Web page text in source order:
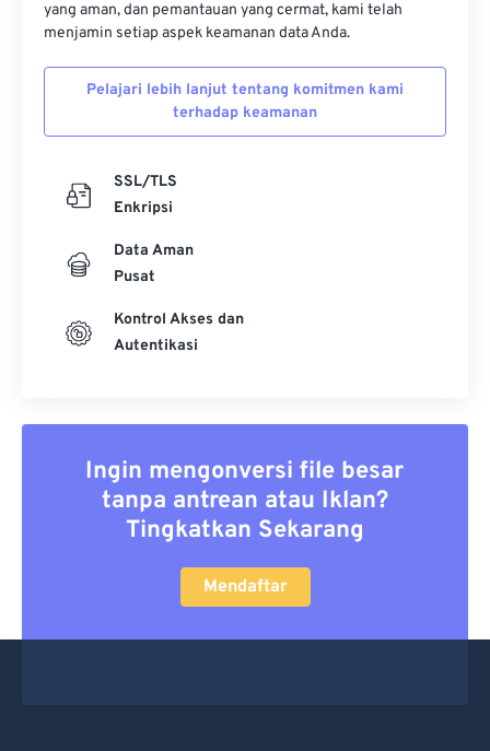
yang aman, dan pemantauan yang cermat, kami telah
menjamin setiap aspek keamanan data Anda.
Pelajari lebih lanjut tentang komitmen kami
terhadap keamanan
SSL/TLS
Enkripsi
Data Aman
Pusat
Kontrol Akses dan
Autentikasi
Ingin mengonversi file besar
tanpa antrean atau Iklan?
Tingkatkan Sekarang
Mendaftar